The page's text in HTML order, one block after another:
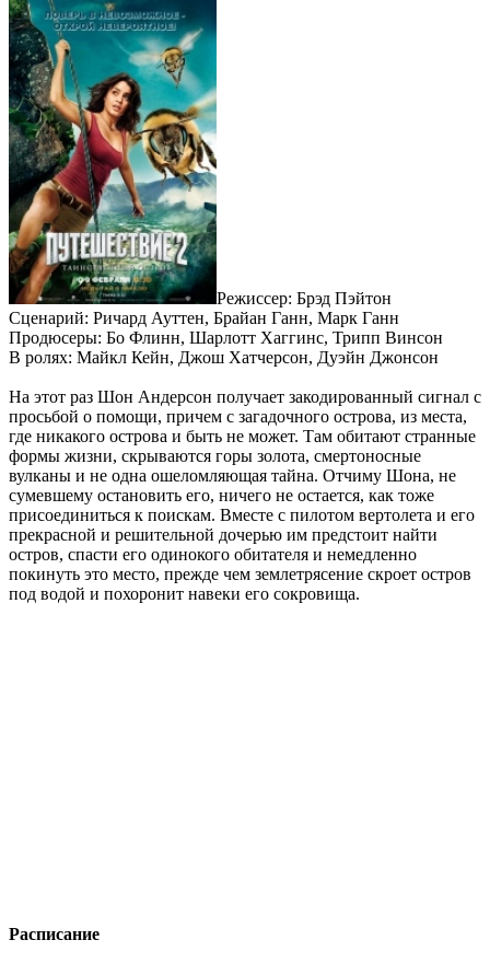
Режиссер: Брэд Пэйтон
Сценарий: Ричард Ауттен, Брайан Ганн, Марк Ганн
Продюсеры: Бо Флинн, Шарлотт Хаггинс, Трипп Винсон
В ролях: Майкл Кейн, Джош Хатчерсон, Дуэйн Джонсон
На этот раз Шон Андерсон получает закодированный сигнал с
просьбой о помощи, причем с загадочного острова, из места,
где никакого острова и быть не может. Там обитают странные
формы жизни, скрываются горы золота, смертоносные
вулканы и не одна ошеломляющая тайна. Отчиму Шона, не
сумевшему остановить его, ничего не остается, как тоже
присоединиться к поискам. Вместе с пилотом вертолета и его
прекрасной и решительной дочерью им предстоит найти
остров, спасти его одинокого обитателя и немедленно
покинуть это место, прежде чем землетрясение скроет остров
под водой и похоронит навеки его сокровища.
Расписание